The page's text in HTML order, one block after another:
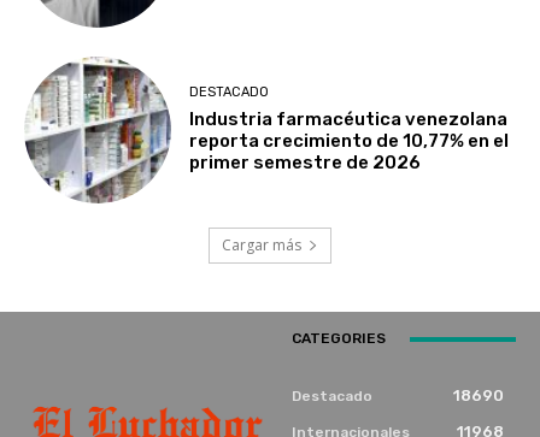
DESTACADO
Industria farmacéutica venezolana
reporta crecimiento de 10,77% en el
primer semestre de 2026
Cargar más
CATEGORIES
Destacado 18690
Internacionales 11968